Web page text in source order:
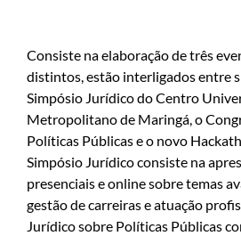
Consiste na elaboração de três
distintos, estão interligados entre
Simpósio Jurídico do Centro
Metropolitano de Maringá, o
Políticas Públicas e o novo
Simpósio Jurídico consiste na
presenciais e online sobre temas
gestão de carreiras e atuação
Jurídico sobre Políticas Públicas